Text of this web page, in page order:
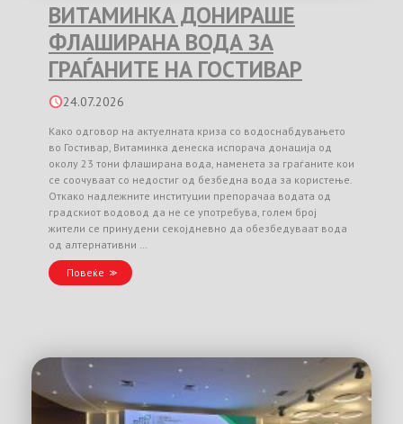
ВИТАМИНКА ДОНИРАШЕ
ФЛАШИРАНА ВОДА ЗА
ГРАЃАНИТЕ НА ГОСТИВАР
24.07.2026
Како одговор на актуелната криза со водоснабдувањето
во Гостивар, Витаминка денеска испорача донација од
околу 23 тони флаширана вода, наменета за граѓаните кои
се соочуваат со недостиг од безбедна вода за користење.
Откако надлежните институции препорачаа водата од
градскиот водовод да не се употребува, голем број
жители се принудени секојдневно да обезбедуваат вода
од алтернативни …
Повеќе